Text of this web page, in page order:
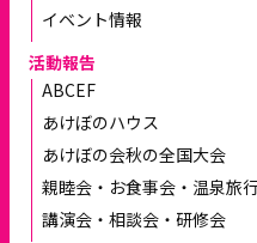
イベント情報
活動報告
ABCEF
あけぼのハウス
あけぼの会秋の全国大会
親睦会・お食事会・温泉旅
講演会・相談会・研修会